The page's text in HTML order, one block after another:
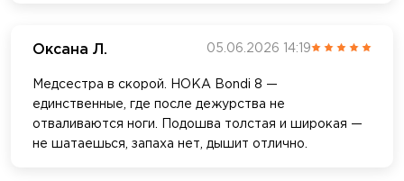
Оксана Л. 05.06.2026 14:19
Медсестра в скорой. HOKA Bondi 8 —
единственные, где после дежурства не
отваливаются ноги. Подошва толстая и широкая —
не шатаешься, запаха нет, дышит отлично.